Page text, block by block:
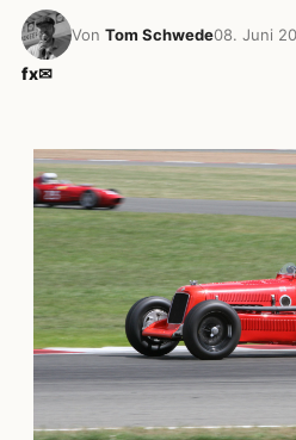
Von Tom Schwede08. Juni
fx✉